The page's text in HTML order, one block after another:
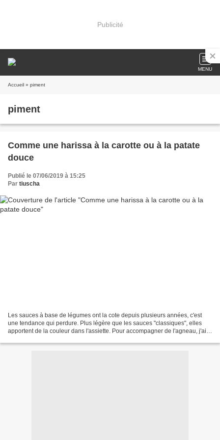
Publicité
MENU
Accueil » piment
piment
Comme une harissa à la carotte ou à la patate
douce
Publié le 07/06/2019 à 15:25
Par tiuscha
Les sauces à base de légumes ont la cote depuis plusieurs années, c'est
une tendance qui perdure. Plus légère que les sauces "classiques", elles
apportent de la couleur dans l'assiette. Pour accompagner de l'agneau, j'ai